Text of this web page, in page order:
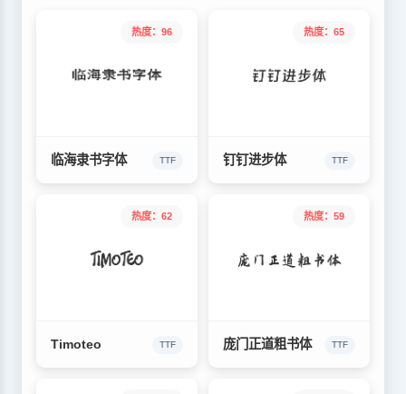
热度：96
临海隶书字体 TTF
热度：65
钉钉进步体 TTF
热度：62
Timoteo TTF
热度：59
庞门正道粗书体 TTF